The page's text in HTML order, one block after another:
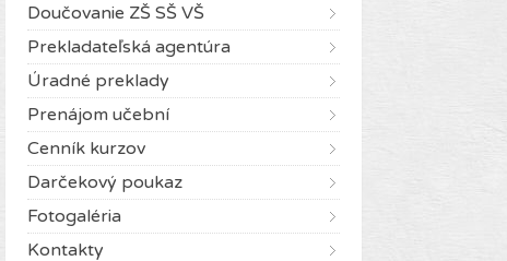
Doučovanie ZŠ SŠ VŠ
Prekladateľská agentúra
Úradné preklady
Prenájom učební
Cenník kurzov
Darčekový poukaz
Fotogaléria
Kontakty